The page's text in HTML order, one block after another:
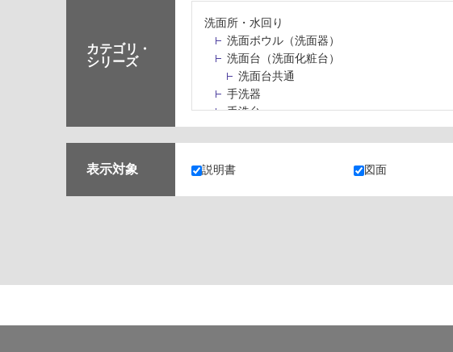
カテゴリ・
シリーズ
洗面所・水回り
洗面ボウル（洗面器）
洗面台（洗面化粧台）
洗面台共通
手洗器
手洗台
水栓パン・スロップシンク
水栓金具・水栓（蛇口）・カラン
止水栓・排水金物
ミラー（鏡）
ランドリールーム
タイル
表示対象 説明書 図面